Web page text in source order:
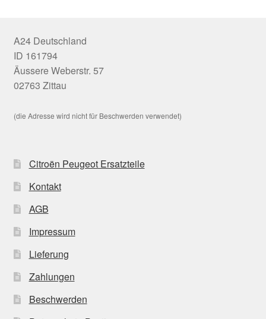
A24 Deutschland
ID 161794
Äussere Weberstr. 57
02763 Zittau
(die Adresse wird nicht für Beschwerden verwendet)
Citroën Peugeot Ersatzteile
Kontakt
AGB
Impressum
Lieferung
Zahlungen
Beschwerden